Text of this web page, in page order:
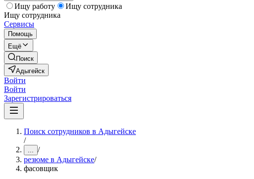
Ищу работу
Ищу сотрудника
Ищу сотрудника
Сервисы
Помощь
Ещё
Поиск
Адыгейск
Войти
Войти
Зарегистрироваться
Поиск сотрудников в Адыгейске
/
... /
резюме в Адыгейске/
фасовщик